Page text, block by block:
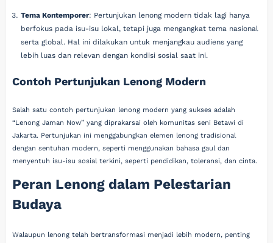
Tema Kontemporer: Pertunjukan lenong modern tidak lagi hanya
berfokus pada isu-isu lokal, tetapi juga mengangkat tema nasional
serta global. Hal ini dilakukan untuk menjangkau audiens yang
lebih luas dan relevan dengan kondisi sosial saat ini.
Contoh Pertunjukan Lenong Modern
Salah satu contoh pertunjukan lenong modern yang sukses adalah
“Lenong Jaman Now” yang diprakarsai oleh komunitas seni Betawi di
Jakarta. Pertunjukan ini menggabungkan elemen lenong tradisional
dengan sentuhan modern, seperti menggunakan bahasa gaul dan
menyentuh isu-isu sosial terkini, seperti pendidikan, toleransi, dan cinta.
Peran Lenong dalam Pelestarian
Budaya
Walaupun lenong telah bertransformasi menjadi lebih modern, penting